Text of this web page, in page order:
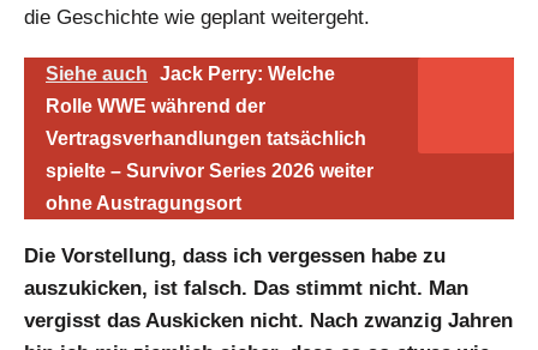
die Geschichte wie geplant weitergeht.
Siehe auch
Jack Perry: Welche
Rolle WWE während der
Vertragsverhandlungen tatsächlich
spielte – Survivor Series 2026 weiter
ohne Austragungsort
Die Vorstellung, dass ich vergessen habe zu
auszukicken, ist falsch. Das stimmt nicht. Man
vergisst das Auskicken nicht. Nach zwanzig Jahren